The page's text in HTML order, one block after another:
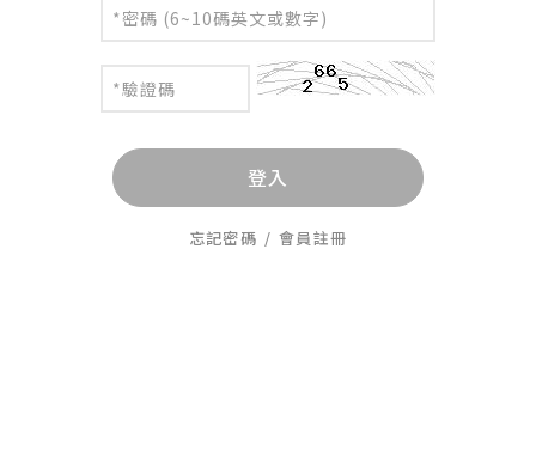
登入
忘記密碼 / 會員註冊